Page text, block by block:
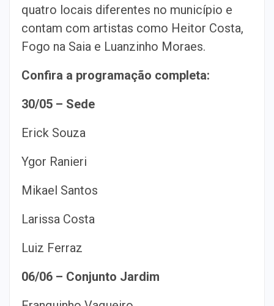
quatro locais diferentes no município e
contam com artistas como Heitor Costa,
Fogo na Saia e Luanzinho Moraes.
Confira a programação completa:
30/05 – Sede
Erick Souza
Ygor Ranieri
Mikael Santos
Larissa Costa
Luiz Ferraz
06/06 – Conjunto Jardim